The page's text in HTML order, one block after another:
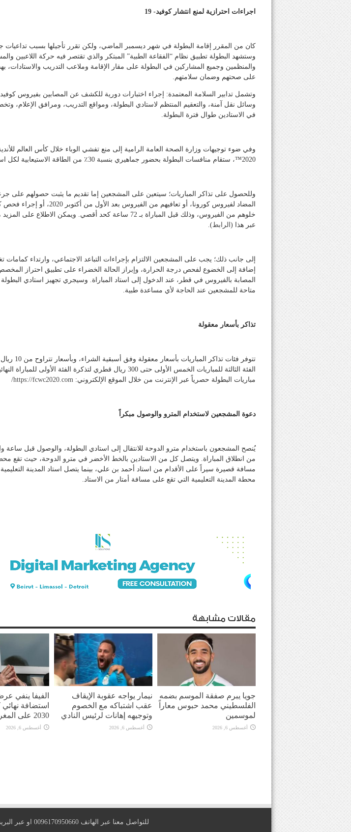
اجراءات احترازية لمنع انتشار كوفيد- 19
وستشهد البطولة تطبيق نظام “الفقاعة الطبية” المبتكر والذي تقتصر فيه حركة اللاعبين
والمنظمين وجميع المشاركين في البطولة على مقار الإقامة وملاعب التدريب والاستادات،
على صحتهم وضمان سلامتهم.
وسائل نقل آمنة، والتعقيم المنتظم لاستادي البطولة، ومواقع التدريب، ومرافق الإعلام،
في الاستادين طوال فترة البطولة.
2020™، ستقام منافسات البطولة بحضور جماهيري بنسبة 30٪ من الطاقة الاستيعابية لكل استاد.
وللحصول على تذاكر المباريات؛ سيتعين على المشجعين إما تقديم ما يثبت حصولهم على
خلوهم من الفيروس، وذلك قبل المباراة بـ 72 ساعة كحد أقصي. ويمكن الاطلاع
عبر هذا ( الرابط).
إلى جانب ذلك؛ يجب على المشجعين الالتزام بإجراءات التباعد الاجتماعي، وارتداء كمامات
إضافة إلى الخضوع لفحص درجة الحرارة، وإبراز الحالة الخضراء على تطبيق احتراز المخصص
المصابة بالفيروس في قطر، عند الدخول إلى استاد المباراة. وسيجري تجهيز استادي البطولة
متاحة للمشجعين عند الحاجة لأي مساعدة طبية.
تذاكر بأسعار معقولة
تتوفر فئات تذاكر
الفئة الثالثة للمباريات الخمس الأولى حتى 300 ريال قطري لتذكرة الفئة الأولى
مباريات البطولة حصرياً عبر الإنترنت من خلال الموقع الإلكتروني:https://fcwc2020.com/
دعوة المشجعين لاستخدام المترو والوصول مبكراً
يُنصح المشجعون باستخدام مترو الدوحة للانتقال إلى استادي البطولة، والوصول قبل ساعة
من انطلاق المباراة. ويتصل كل من الاستادين بالخط الأخضر في مترو الدوحة، حيث تقع
مسافة قصيرة سيراً على الأقدام من استاد أحمد بن علي، بينما يتصل استاد المدينة التعليمية
محطة المدينة التعليمية التي تقع على مسافة أمتار من الاستاد.
مقالات مشابهة
جويا يبرم صفقة الموسم بضمه
الفلسطيني محمد حبوس معاراً
لموسمين
أغسطس 6, 2026
نيمار يواجه عقوبة الإيقاف
عقب اشتباكه مع الخصوم
وتوجيهه إهانات لرئيس النادي
أغسطس 6, 2026
الفيفا ينفي
استضافة
2030 على المغرب
أغسطس 6, 2026
للتواصل معنا عبر الهاتف 0096170950660 او عبر البريد الالكتروني